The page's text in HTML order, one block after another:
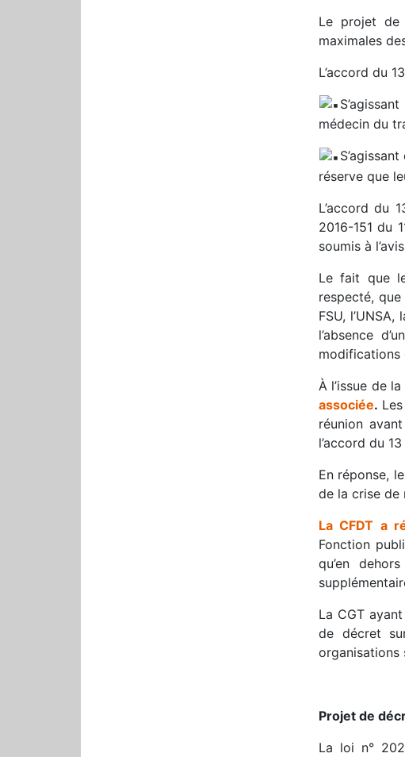
Le projet de
maximales
L’accord du
médecin du
réserve que
L’accord du
2016-151 du
soumis à
Le fait que
respecté,
FSU,
l’absence
modifications
À l’issue de
associée.
réunion
l’accord du
En réponse,
de la crise de
La CFDT a
Fonction
qu’en
La CGT
de décret
organisations
Projet de
La loi n°